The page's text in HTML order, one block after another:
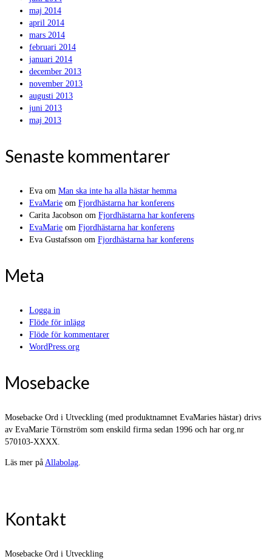
maj 2014
april 2014
mars 2014
februari 2014
januari 2014
december 2013
november 2013
augusti 2013
juni 2013
maj 2013
Senaste kommentarer
Eva om Man ska inte ha alla hästar hemma
EvaMarie om Fjordhästarna har konferens
Carita Jacobson om Fjordhästarna har konferens
EvaMarie om Fjordhästarna har konferens
Eva Gustafsson om Fjordhästarna har konferens
Meta
Logga in
Flöde för inlägg
Flöde för kommentarer
WordPress.org
Mosebacke
Mosebacke Ord i Utveckling (med produktnamnet EvaMaries hästar) drivs
av EvaMarie Törnström som enskild firma sedan 1996 och har org.nr
570103-XXXX.
Läs mer på Allabolag.
Kontakt
Mosebacke Ord i Utveckling